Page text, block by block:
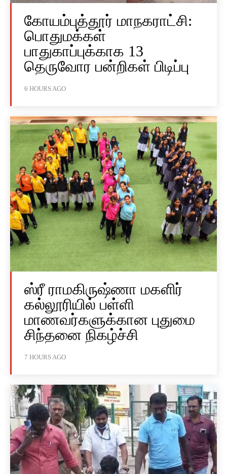
கோயம்புத்தூர் மாநகராட்சி:
பொதுமக்கள்
பாதுகாப்புக்காக 13
தெருவோர பன்றிகள் பிடிப்பு
6 HOURS AGO
ஸ்ரீ ராமகிருஷ்ணா மகளிர்
கல்லூரியில் பள்ளி
மாணவர்களுக்கான புதுமை
சிந்தனை நிகழ்ச்சி
7 HOURS AGO